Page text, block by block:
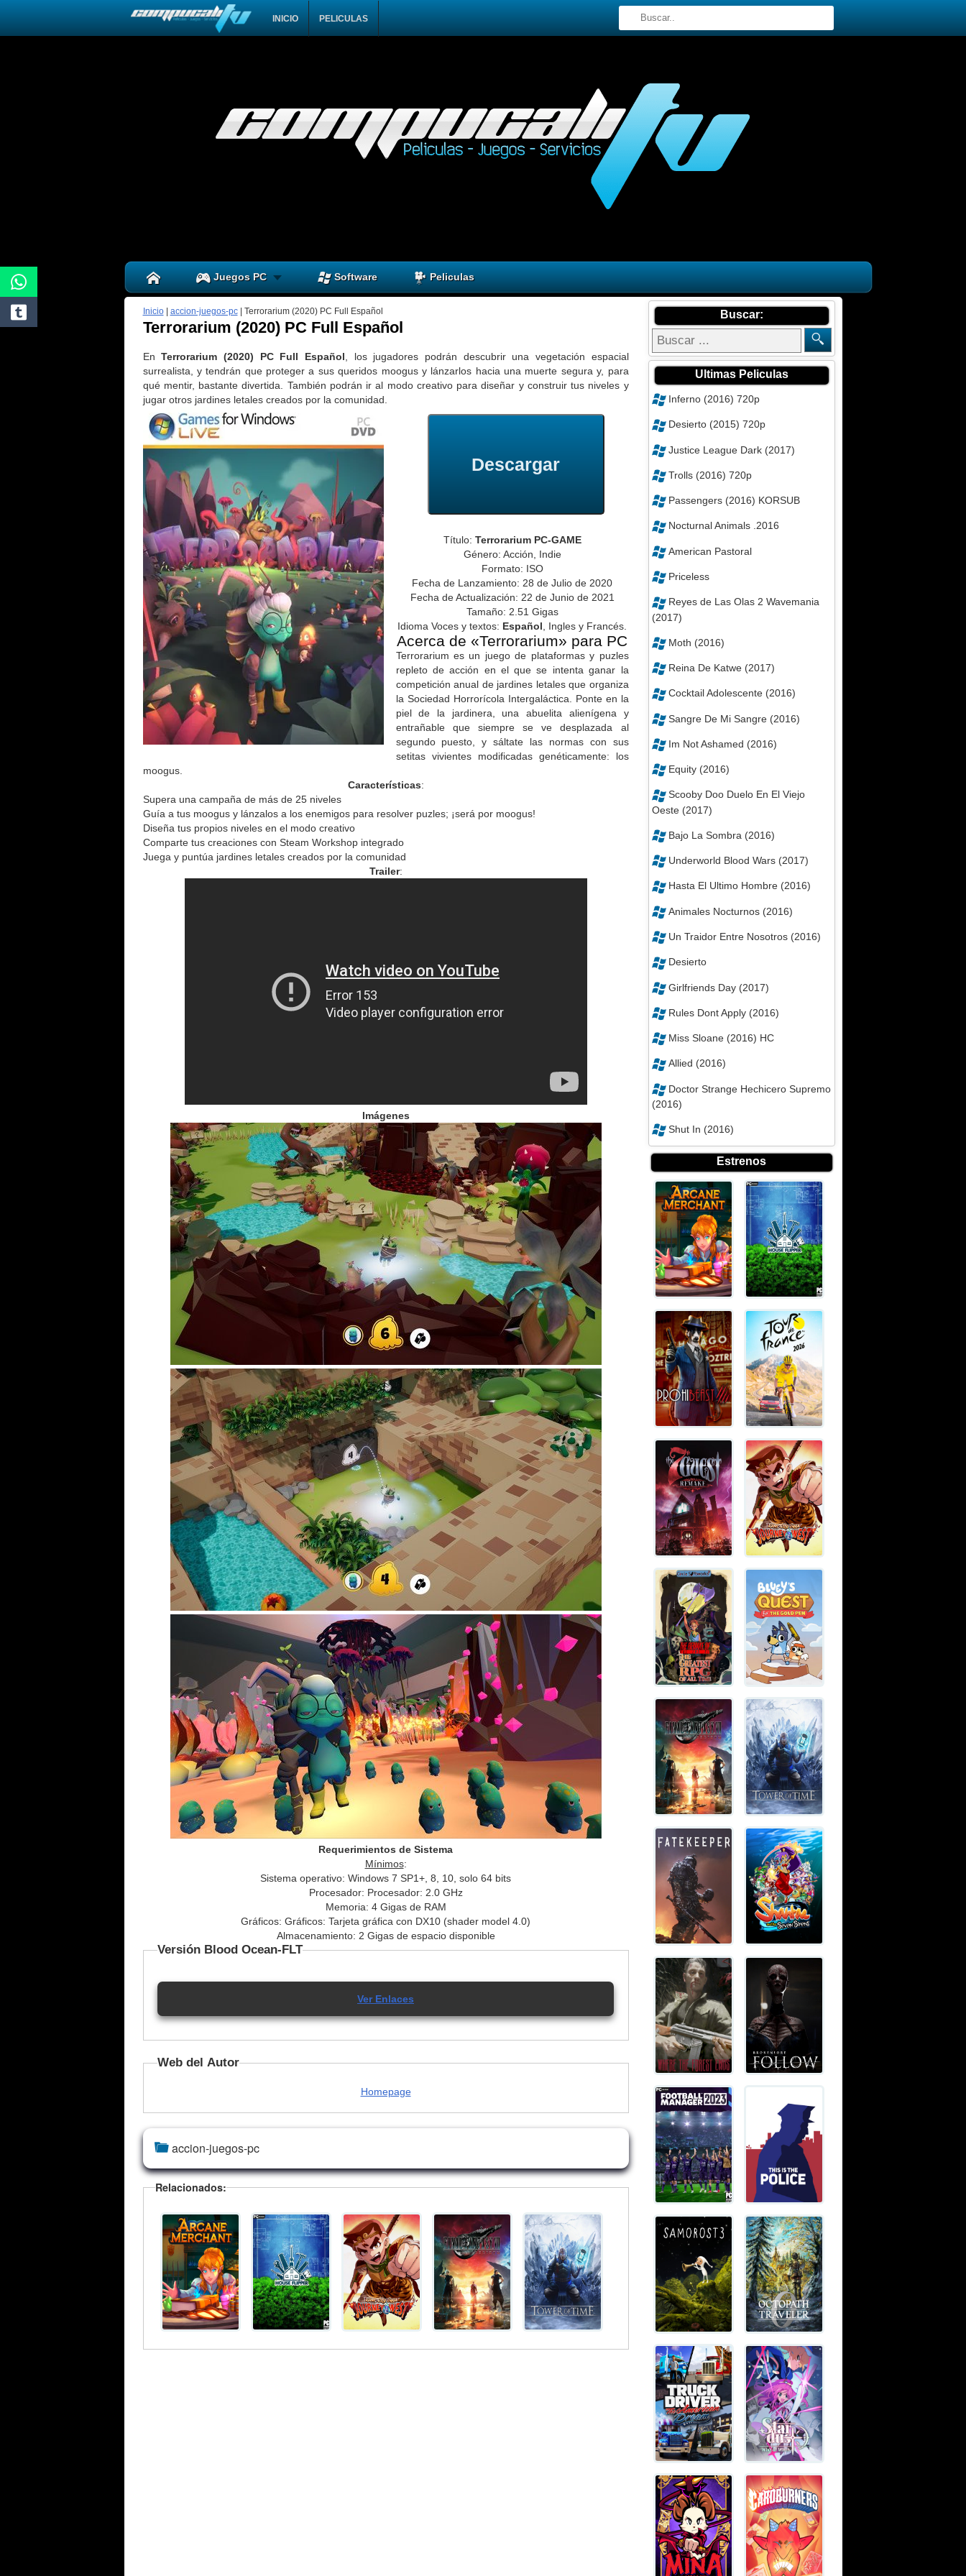
INICIO PELICULAS
Juegos PC Software Peliculas
Inicio| accion-juegos-pc| Terrorarium (2020) PC Full Español
Terrorarium (2020) PC Full Español
EnTerrorarium (2020) PC Full Español , los jugadores podrán descubrir una vegetación espacial
surrealista, y tendrán que proteger a sus queridos moogus y lánzarlos hacia una muerte segura y, para
qué mentir, bastante divertida. También podrán ir al modo creativo para diseñar y construir tus niveles y
jugar otros jardines letales creados por la comunidad.
Descargar
Título: Terrorarium PC-GAME
Género: Acción, Indie
Formato: ISO
Fecha de Lanzamiento: 28 de Julio de 2020
Fecha de Actualización: 22 de Junio de 2021
Tamaño: 2.51 Gigas
Idioma Voces y textos: Español , Ingles y Francés.
Acerca de «Terrorarium» para PC
Terrorarium es un juego de plataformas y puzles
repleto de acción en el que se intenta ganar la
competición anual de jardines letales que organiza
la Sociedad Horrorícola Intergaláctica. Ponte en la
piel de la jardinera, una abuelita alienígena y
entrañable que siempre se ve desplazada al
segundo puesto, y sáltate las normas con sus
setitas vivientes modificadas genéticamente: los
moogus.
Características:
Supera una campaña de más de 25 niveles
Guía a tus moogus y lánzalos a los enemigos para resolver puzles; ¡será por moogus!
Diseña tus propios niveles en el modo creativo
Comparte tus creaciones con Steam Workshop integrado
Juega y puntúa jardines letales creados por la comunidad
Trailer:
Imágenes
Requerimientos de Sistema
Mínimos:
Sistema operativo: Windows 7 SP1+, 8, 10, solo 64 bits
Procesador: Procesador: 2.0 GHz
Memoria: 4 Gigas de RAM
Gráficos: Gráficos: Tarjeta gráfica con DX10 (shader model 4.0)
Almacenamiento: 2 Gigas de espacio disponible
Versión Blood Ocean-FLT
Ver Enlaces
Web del Autor
Homepage
accion-juegos-pc
Relacionados:
Buscar:
Ultimas Peliculas
Inferno (2016) 720p
Desierto (2015) 720p
Justice League Dark (2017)
Trolls (2016) 720p
Passengers (2016) KORSUB
Nocturnal Animals .2016
American Pastoral
Priceless
Reyes de Las Olas 2 Wavemania
(2017)
Moth (2016)
Reina De Katwe (2017)
Cocktail Adolescente (2016)
Sangre De Mi Sangre (2016)
Im Not Ashamed (2016)
Equity (2016)
Scooby Doo Duelo En El Viejo
Oeste (2017)
Bajo La Sombra (2016)
Underworld Blood Wars (2017)
Hasta El Ultimo Hombre (2016)
Animales Nocturnos (2016)
Un Traidor Entre Nosotros (2016)
Desierto
Girlfriends Day (2017)
Rules Dont Apply (2016)
Miss Sloane (2016) HC
Allied (2016)
Doctor Strange Hechicero Supremo
(2016)
Shut In (2016)
Estrenos